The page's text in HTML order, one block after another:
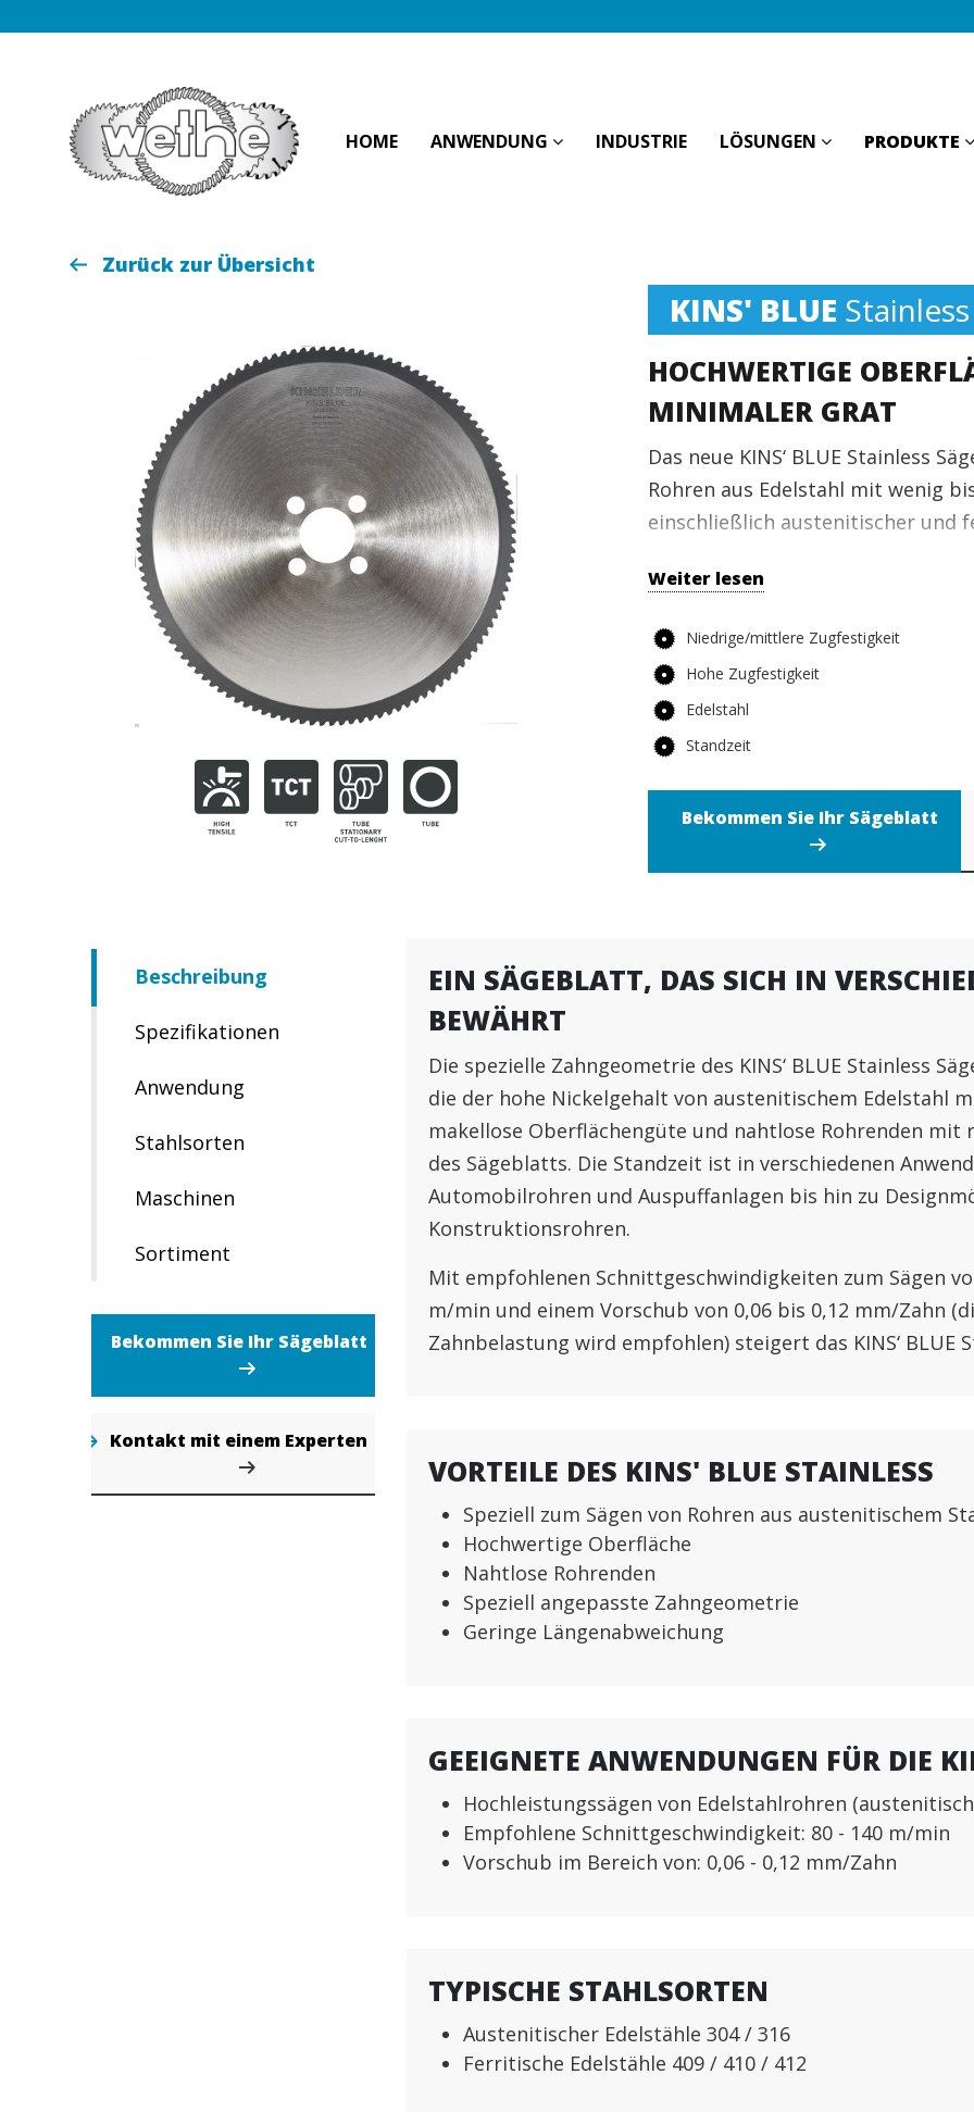
HOME ANWENDUNG INDUSTRIE LÖSUNGEN PRODUKTE
Zurück zur Übersicht
KINS' BLUE Stainless
HOCHWERTIGE
MINIMALER GRAT
Das neue KINS‘ BLUE Stainless
Rohren aus Edelstahl mit wenig
einschließlich austenitischer und
Weiter lesen
Niedrige/mittlere Zugfestigkeit
Hohe Zugfestigkeit
Edelstahl
Standzeit
Bekommen Sie Ihr Sägeblatt Bekommen Sie Ihr Sägeblatt
Kontakt mit einem Experten
Beschreibung
Spezifikationen
Anwendung
Stahlsorten
Maschinen
Sortiment
Bekommen Sie Ihr Sägeblatt
Kontakt mit einem Experten
EIN SÄGEBLATT, DAS SICH IN
BEWÄHRT
Die spezielle Zahngeometrie des KINS‘ BLUE Stainless
die der hohe Nickelgehalt von austenitischem Edelstahl
makellose Oberflächengüte und nahtlose Rohrenden
des Sägeblatts. Die Standzeit ist in verschiedenen
Automobilrohren und Auspuffanlagen bis hin zu
Konstruktionsrohren.
Mit empfohlenen Schnittgeschwindigkeiten zum Sägen
m/min und einem Vorschub von 0,06 bis 0,12 mm/Zahn
Zahnbelastung wird empfohlen) steigert das KINS‘
VORTEILE DES KINS' BLUE STAINLESS
Speziell zum Sägen von Rohren aus austenitischem
Hochwertige Oberfläche
Nahtlose Rohrenden
Speziell angepasste Zahngeometrie
Geringe Längenabweichung
GEEIGNETE ANWENDUNGEN FÜR DIE
Hochleistungssägen von Edelstahlrohren
Empfohlene Schnittgeschwindigkeit: 80 - 140 m/min
Vorschub im Bereich von: 0,06 - 0,12 mm/Zahn
TYPISCHE STAHLSORTEN
Austenitischer Edelstähle 304 / 316
Ferritische Edelstähle 409 / 410 / 412